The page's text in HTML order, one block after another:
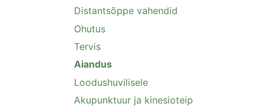
Distantsõppe vahendid
Ohutus
Tervis
Aiandus
Loodushuvilisele
Akupunktuur ja kinesioteip